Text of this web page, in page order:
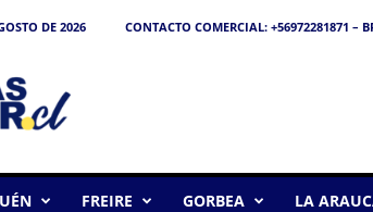
DE 2026 CONTACTO COMERCIAL: +56972281871 –
FREIRE GORBEA LA